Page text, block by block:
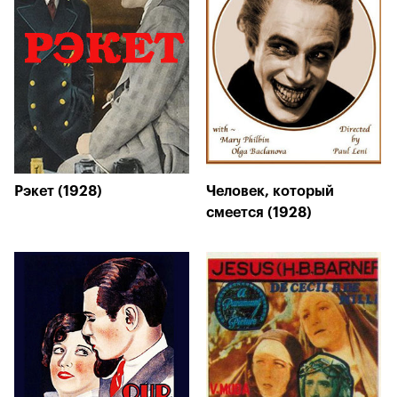
Рэкет (1928)
Человек, который
смеется (1928)